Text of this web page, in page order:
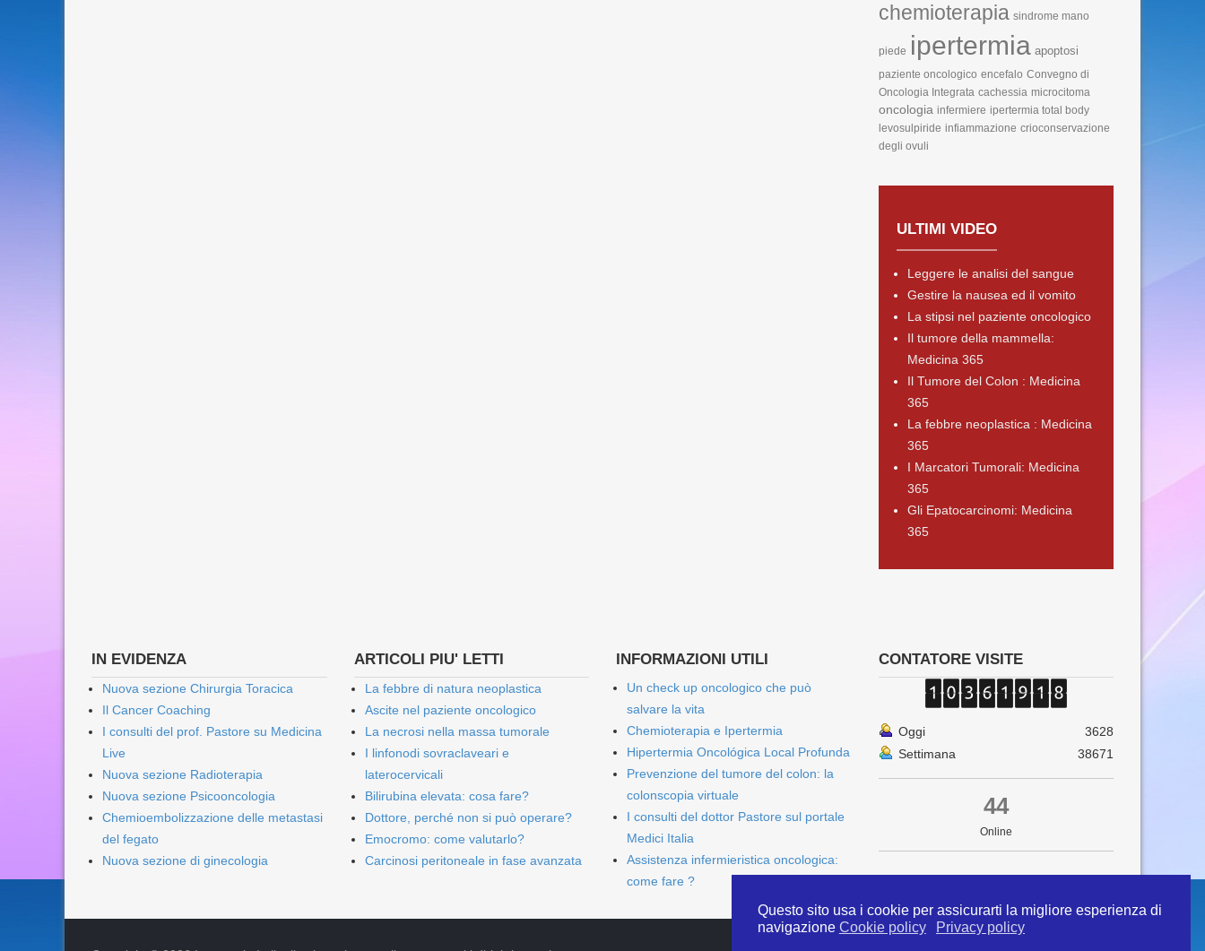
Questo sito usa i cookie per assicurarti la migliore esperienza di
navigazione Cookie policy Privacy policy
chemioterapia sindrome mano
piede ipertermia apoptosi
paziente oncologico encefalo Convegno di
Oncologia Integrata cachessia microcitoma
oncologia infermiere ipertermia total body
levosulpiride infiammazione crioconservazione
degli ovuli
ULTIMI VIDEO
Leggere le analisi del sangue
Gestire la nausea ed il vomito
La stipsi nel paziente oncologico
Il tumore della mammella:
Medicina 365
Il Tumore del Colon : Medicina
365
La febbre neoplastica : Medicina
365
I Marcatori Tumorali: Medicina
365
Gli Epatocarcinomi: Medicina
365
IN EVIDENZA
Nuova sezione Chirurgia Toracica
Il Cancer Coaching
I consulti del prof. Pastore su Medicina
Live
Nuova sezione Radioterapia
Nuova sezione Psicooncologia
Chemioembolizzazione delle metastasi
del fegato
Nuova sezione di ginecologia
ARTICOLI PIU' LETTI
La febbre di natura neoplastica
Ascite nel paziente oncologico
La necrosi nella massa tumorale
I linfonodi sovraclaveari e
laterocervicali
Bilirubina elevata: cosa fare?
Dottore, perché non si può operare?
Emocromo: come valutarlo?
Carcinosi peritoneale in fase avanzata
INFORMAZIONI UTILI
Un check up oncologico che può
salvare la vita
Chemioterapia e Ipertermia
Hipertermia Oncológica Local Profunda
Prevenzione del tumore del colon: la
colonscopia virtuale
I consulti del dottor Pastore sul portale
Medici Italia
Assistenza infermieristica oncologica:
come fare ?
CONTATORE VISITE
Oggi
3628
Settimana
38671
44
Online